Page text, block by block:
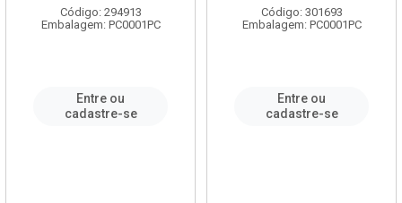
Código: 294913
Embalagem: PC0001PC
Entre ou
cadastre-se
Código: 301693
Embalagem: PC0001PC
Entre ou
cadastre-se